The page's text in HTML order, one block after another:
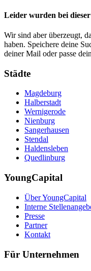
Leider wurden bei dieser
Wir sind aber überzeugt,
haben. Speichere deine
deiner Mail oder passe
Städte
Magdeburg
Halberstadt
Wernigerode
Nienburg
Sangerhausen
Stendal
Haldensleben
Quedlinburg
YoungCapital
Über YoungCapital
Interne
Presse
Partner
Kontakt
Für Unternehmen